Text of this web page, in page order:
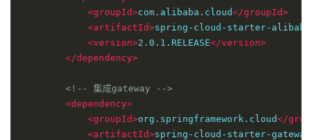
<groupId>com.alibaba.cloud</groupId>
<artifactId>spring-cloud-starter-
<version>2.0.1.RELEASE</version>
</dependency>
<!-- 集成gateway -->
<dependency>
<groupId>org.springframework.cloud</
<artifactId>spring-cloud-starter-gateway